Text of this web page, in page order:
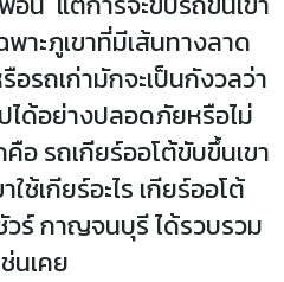
พาะภูเขาที่มีเส้นทางลาด
รถเก่ามักจะเป็นกังวลว่า
ได้อย่างปลอดภัยหรือไม่
อ รถเกียร์ออโต้ขับขึ้นเขา
ช้เกียร์อะไร เกียร์ออโต้
วร์ กาญจนบุรี ได้รวบรวม
นเคย